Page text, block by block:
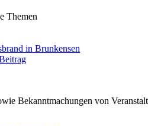
Themen
in Brunkensen
Bekanntmachungen von